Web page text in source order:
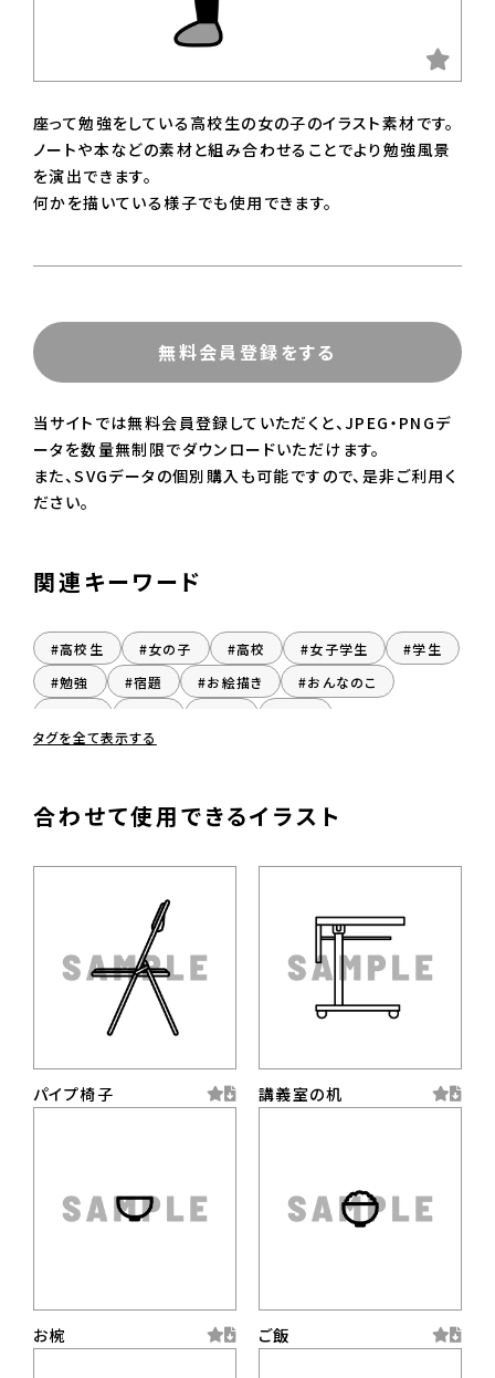
座って勉強をしている高校生の女の子のイラスト素材です。
ノートや本などの素材と組み合わせることでより勉強風景
を演出できます。
何かを描いている様子でも使用できます。
無料会員登録をする
当サイトでは無料会員登録していただくと、JPEG・PNGデ
ータを数量無制限でダウンロードいただけます。
また、SVGデータの個別購入も可能ですので、是非ご利用く
ださい。
関連キーワード
#高校生 #女の子 #高校 #女子学生
#学生
#勉強
#宿題 #お絵描き
#おんなのこ
タグを全て表示する
合わせて使用できるイラスト
パイプ椅子 講義室の机
お椀 ご飯